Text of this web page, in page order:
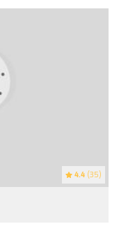
4.4 (35)